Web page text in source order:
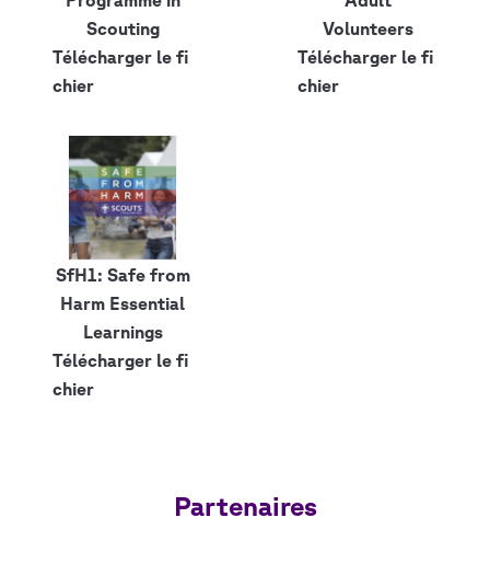
Scouting
Télécharger le fi
chier
Volunteers
Télécharger le fi
chier
SfH1: Safe from
Harm Essential
Learnings
Télécharger le fi
chier
Partenaires